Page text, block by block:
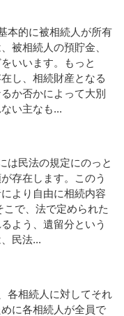
本的に被相続人 が所有
被相続人の預貯金
をいい ます。 も っ と
在 し 相続財産と なる
るか否かに よ って大別
ない主な も...
は民法の規定にのっ と
が存在 し ます。 このう
によ り 自由に相続内容
こ で、 法で定められた
る よ う 、 遺留分と いう
、 民法...
各相続人 に対してそれ
めに各相続人 が全 員で